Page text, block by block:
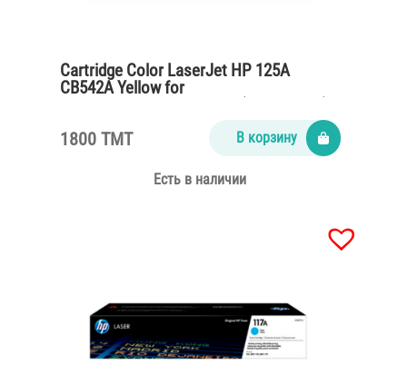
Cartridge Color LaserJet HP 125A
CB542A Yellow for
CP1215,CM1312,CP1515n (1400 pages)
1800 TMT В корзину
Есть в наличии